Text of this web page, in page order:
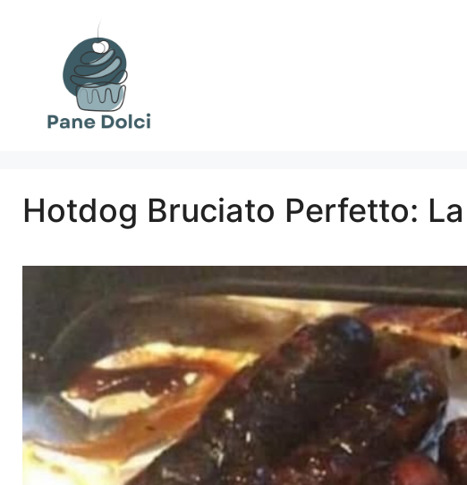
contenuto
Hotdog Bruciato Perfetto: